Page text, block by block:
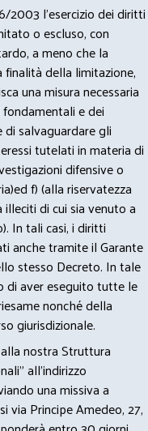
2003 l’esercizio dei diritti
o escluso, con
a meno che la
della limitazione,
una misura necessaria
e dei
salvaguardare gli
tutelati in materia di
difensive o
f) (alla riservatezza
di cui sia venuto a
In tali casi, i diritti
anche tramite il Garante
stesso Decreto. In tale
di aver eseguito tutte le
nonché della
giurisdizionale.
nostra Struttura
all'indirizzo
una missiva a
Principe Amedeo, 27,